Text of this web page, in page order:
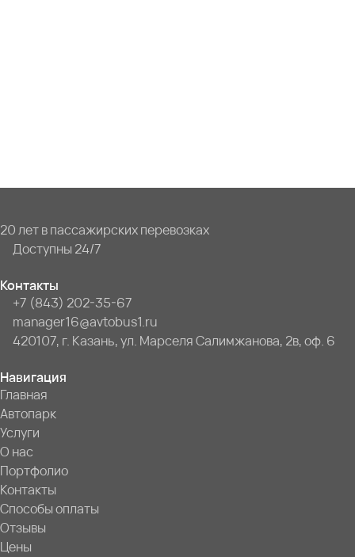
20 лет в пассажирских перевозках
Доступны 24/7
Контакты
+7 (843) 202-35-67
manager16@avtobus1.ru
420107, г. Казань, ул. Марселя Салимжанова, 2в, оф. 6
Навигация
Главная
Автопарк
Услуги
О нас
Портфолио
Контакты
Способы оплаты
Отзывы
Цены